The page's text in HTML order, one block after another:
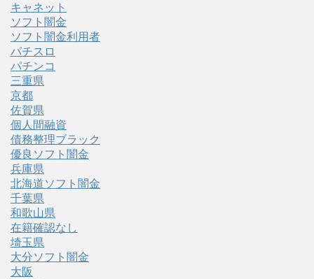
キャネット
ソフト闇金
ソフト闇金利用者
パチスロ
パチンコ
三重県
京都
佐賀県
個人間融資
債務整理ブラック
優良ソフト闇金
兵庫県
北海道ソフト闇金
千葉県
和歌山県
在籍確認なし
埼玉県
大分ソフト闇金
大阪